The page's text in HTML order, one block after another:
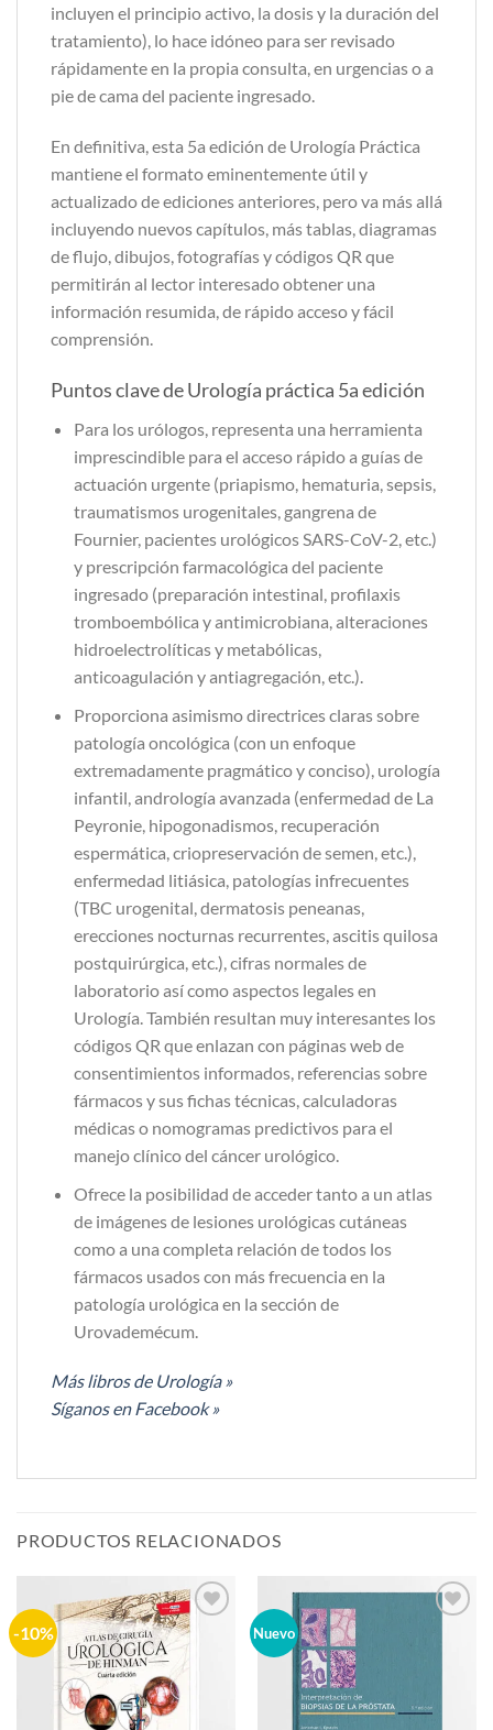
incluyen el principio activo, la dosis y la duración del
tratamiento), lo hace idóneo para ser revisado
rápidamente en la propia consulta, en urgencias o a
pie de cama del paciente ingresado.
En definitiva, esta 5a edición de Urología Práctica
mantiene el formato eminentemente útil y
actualizado de ediciones anteriores, pero va más allá
incluyendo nuevos capítulos, más tablas, diagramas
de flujo, dibujos, fotografías y códigos QR que
permitirán al lector interesado obtener una
información resumida, de rápido acceso y fácil
comprensión.
Puntos clave de Urología práctica 5a edición
Para los urólogos, representa una herramienta
imprescindible para el acceso rápido a guías de
actuación urgente (priapismo, hematuria, sepsis,
traumatismos urogenitales, gangrena de
Fournier, pacientes urológicos SARS-CoV-2, etc.)
y prescripción farmacológica del paciente
ingresado (preparación intestinal, profilaxis
tromboembólica y antimicrobiana, alteraciones
hidroelectrolíticas y metabólicas,
anticoagulación y antiagregación, etc.).
Proporciona asimismo directrices claras sobre
patología oncológica (con un enfoque
extremadamente pragmático y conciso), urología
infantil, andrología avanzada (enfermedad de La
Peyronie, hipogonadismos, recuperación
espermática, criopreservación de semen, etc.),
enfermedad litiásica, patologías infrecuentes
(TBC urogenital, dermatosis peneanas,
erecciones nocturnas recurrentes, ascitis quilosa
postquirúrgica, etc.), cifras normales de
laboratorio así como aspectos legales en
Urología. También resultan muy interesantes los
códigos QR que enlazan con páginas web de
consentimientos informados, referencias sobre
fármacos y sus fichas técnicas, calculadoras
médicas o nomogramas predictivos para el
manejo clínico del cáncer urológico.
Ofrece la posibilidad de acceder tanto a un atlas
de imágenes de lesiones urológicas cutáneas
como a una completa relación de todos los
fármacos usados con más frecuencia en la
patología urológica en la sección de
Urovademécum.
Más libros de Urología »
Síganos en Facebook »
PRODUCTOS RELACIONADOS
-10%
Añadir
Nuevo